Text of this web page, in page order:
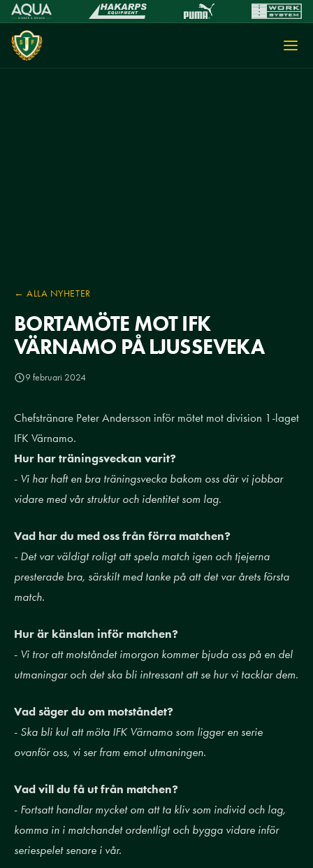
← ALLA NYHETER
BORTAMÖTE MOT IFK
VÄRNAMO PÅ LJUSSEVEKA
9 februari 2024
Chefstränare Peter Andersson inför mötet mot division 1-laget
IFK Värnamo.
Hur har träningsveckan varit?
- Vi har haft en bra träningsvecka bakom oss där vi jobbar
vidare med vår struktur och identitet som lag.
Vad har du med oss från förra matchen?
- Det var väldigt roligt att spela match igen och tjejerna
presterade bra, särskilt med tanke på att det var årets första
match.
Hur är känslan inför matchen?
- Vi tror att motståndet imorgon kommer bjuda oss på en del
utmaningar och det ska bli intressant att se hur vi tacklar dem.
Vad säger du om motståndet?
- Ska bli kul att möta IFK Värnamo som ligger en serie
ovanför oss, vi ser fram emot utmaningen.
Vad vill du få ut från matchen?
- Fortsatt handlar mycket om att ta kliv som individ och lag,
komma in i matchandet ordentligt och bygga vidare inför
seriespelet senare i vår.